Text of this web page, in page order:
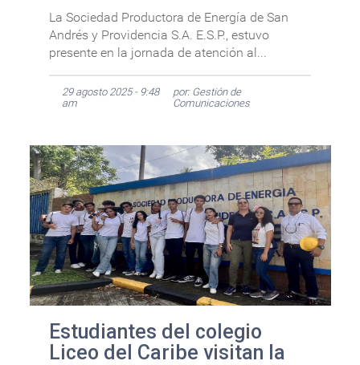
La Sociedad Productora de Energía de San
Andrés y Providencia S.A. E.S.P., estuvo
presente en la jornada de atención al...
29 agosto 2025 - 9:48
am
por: Gestión de
Comunicaciones
Estudiantes del colegio
Liceo del Caribe visitan la